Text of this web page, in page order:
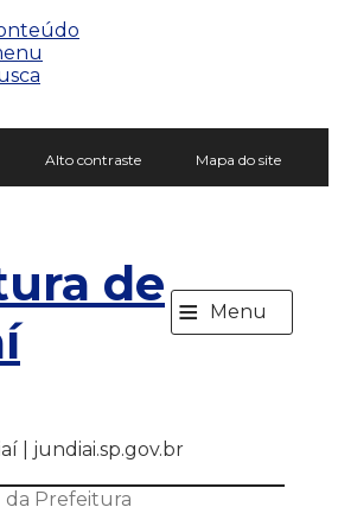
Alto contraste Mapa do site
de ≡ Menu
| jundiai.sp.gov.br